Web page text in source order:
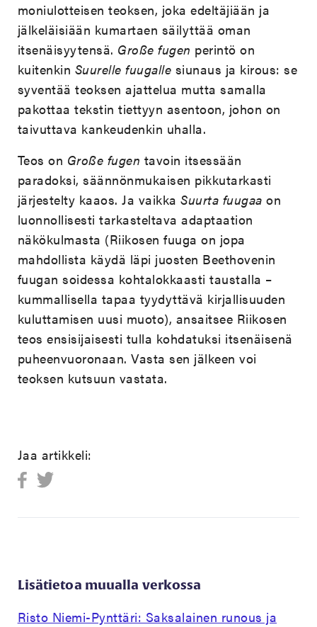
moniulotteisen teoksen, joka edeltäjiään ja
jälkeläisiään kumartaen säilyttää oman
itsenäisyytensä. Große fugen perintö on
kuitenkin Suurelle fuugalle siunaus ja kirous: se
syventää teoksen ajattelua mutta samalla
pakottaa tekstin tiettyyn asentoon, johon on
taivuttava kankeudenkin uhalla.
Teos on Große fugen tavoin itsessään
paradoksi, säännönmukaisen pikkutarkasti
järjestelty kaaos. Ja vaikkaSuurta fuugaa on
luonnollisesti tarkasteltava adaptaation
näkökulmasta (Riikosen fuuga on jopa
mahdollista käydä läpi juosten Beethovenin
fuugan soidessa kohtalokkaasti taustalla –
kummallisella tapaa tyydyttävä kirjallisuuden
kuluttamisen uusi muoto), ansaitsee Riikosen
teos ensisijaisesti tulla kohdatuksi itsenäisenä
puheenvuoronaan. Vasta sen jälkeen voi
teoksen kutsuun vastata.
Jaa artikkeli:
Lisätietoa muualla verkossa
Risto Niemi-Pynttäri: Saksalainen runous ja